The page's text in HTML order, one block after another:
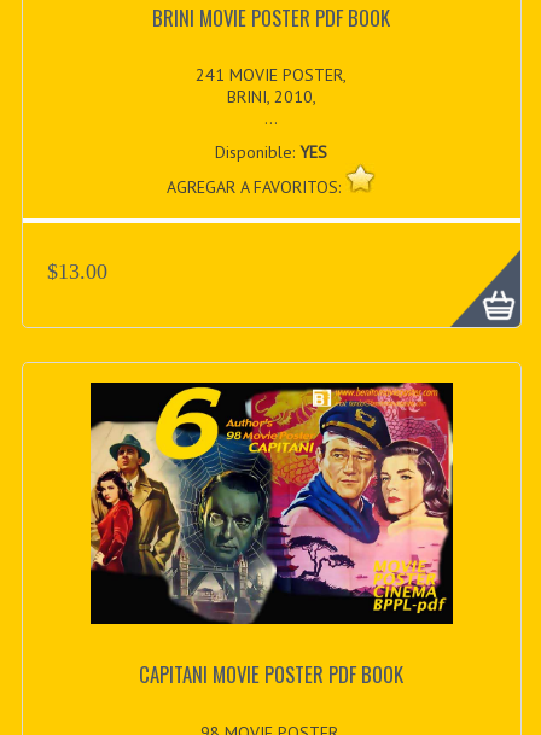
BRINI MOVIE POSTER PDF BOOK
241 MOVIE POSTER,
BRINI, 2010,
...
Disponible:YES
AGREGAR A FAVORITOS:
$13.00
CAPITANI MOVIE POSTER PDF BOOK